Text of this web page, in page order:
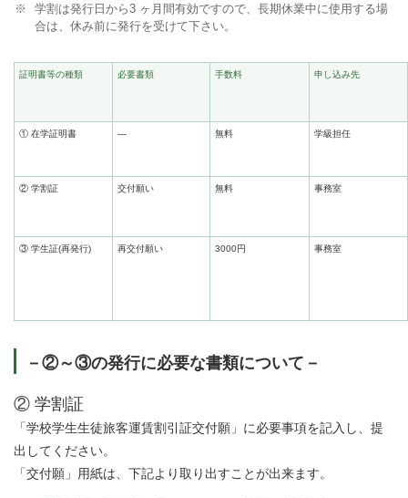
学割は発行日から3 ヶ月間有効ですので、長期休業中に使用する場
合は、休み前に発行を受けて下さい。
証明書等の種類 必要書類 手数料 申し込み先
① 在学証明書 ― 無料 学級担任
② 学割証 交付願い 無料 事務室
③ 学生証(再発行) 再交付願い 3000円 事務室
－②～③の発行に必要な書類について－
② 学割証
「学校学生生徒旅客運賃割引証交付願」に必要事項を記入し、提
出してください。
「交付願」用紙は、下記より取り出すことが出来ます。